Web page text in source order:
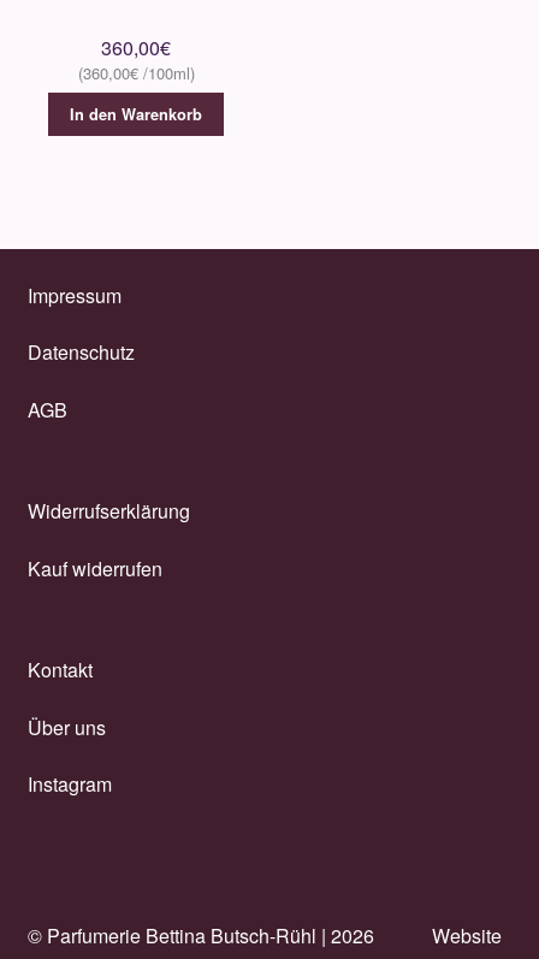
360,00€
360,00€
In den Warenkorb
Impressum
Datenschutz
AGB
Widerrufserklärung
Kauf widerrufen
Kontakt
Über uns
Instagram
© Parfumerie Bettina Butsch-Rühl | 2026
Website